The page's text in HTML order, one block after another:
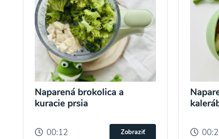
Naparená brokolica a
kuracie prsia
00:12 Zobraziť